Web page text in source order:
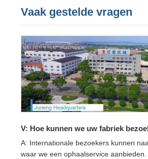
Vaak gestelde vragen
V: Hoe kunnen we uw fabriek
A: Internationale bezoekers kunnen
waar we een ophaalservice aanbieden.